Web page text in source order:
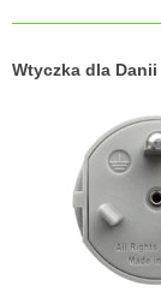
Wtyczka dla Danii